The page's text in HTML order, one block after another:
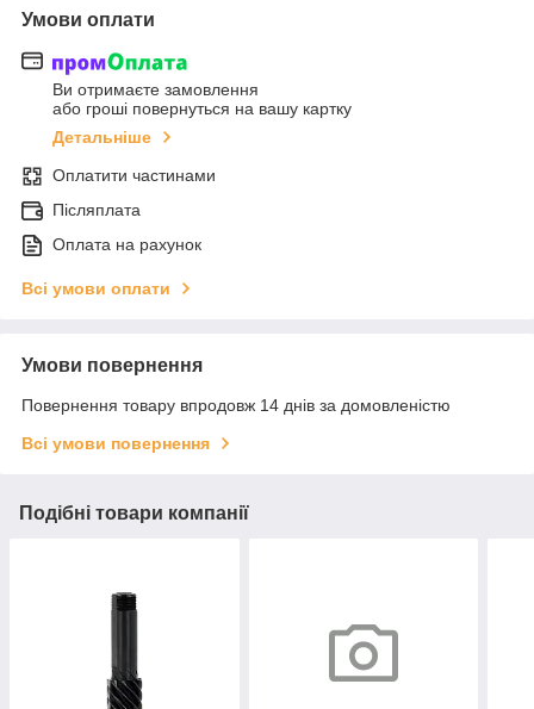
Умови оплати
Ви отримаєте замовлення
або гроші повернуться на вашу картку
Детальніше
Оплатити частинами
Післяплата
Оплата на рахунок
Всі умови оплати
Умови повернення
Повернення товару впродовж 14 днів за домовленістю
Всі умови повернення
Подібні товари компанії